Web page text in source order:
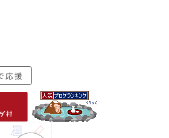
応援